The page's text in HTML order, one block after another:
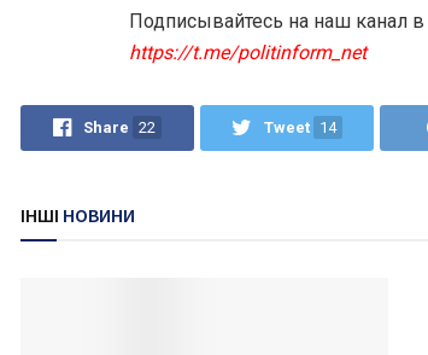
Подписывайтесь на наш канал в
https://t.me/politinform_net
Share 22 Tweet 14
ІНШІ НОВИНИ